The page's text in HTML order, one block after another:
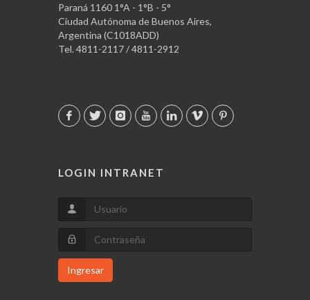
Paraná 1160 1°A - 1°B - 5°
Ciudad Autónoma de Buenos Aires,
Argentina (C1018ADD)
Tel. 4811-2117 / 4811-2912
LOGIN INTRANET
Ingresar